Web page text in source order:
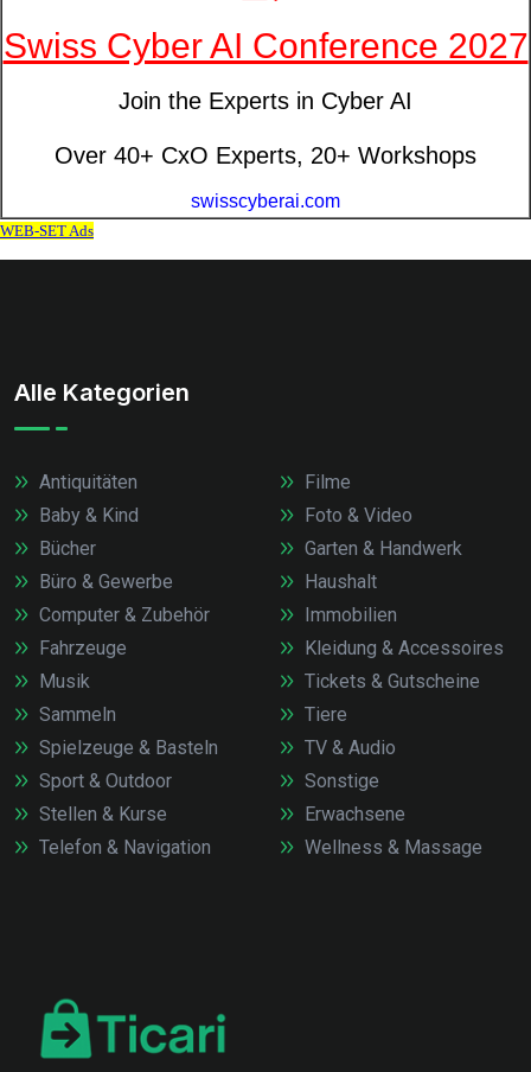
Alle Kategorien
Antiquitäten
Baby & Kind
Bücher
Büro & Gewerbe
Computer & Zubehör
Fahrzeuge
Filme
Foto & Video
Garten & Handwerk
Haushalt
Immobilien
Kleidung & Accessoires
Musik
Sammeln
Spielzeuge & Basteln
Sport & Outdoor
Stellen & Kurse
Telefon & Navigation
Tickets & Gutscheine
Tiere
TV & Audio
Sonstige
Erwachsene
Wellness & Massage